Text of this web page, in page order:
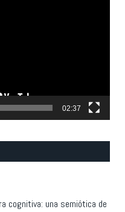
02:37
cognitiva: una semiótica de